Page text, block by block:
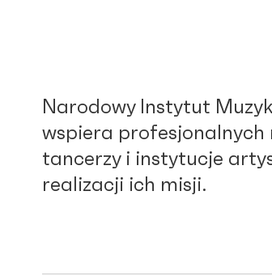
Narodowy Instytut
wspiera profesjonalnych
tancerzy i instytucje
realizacji ich misji.